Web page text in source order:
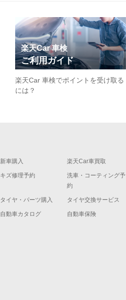
楽天Car 車検
ご利用ガイド
楽天Car 車検でポイントを受け取る
には？
新車購入 楽天Car車買取
キズ修理予約
洗車・コーティング予
約
タイヤ・パーツ購入 タイヤ交換サービス
自動車カタログ 自動車保険